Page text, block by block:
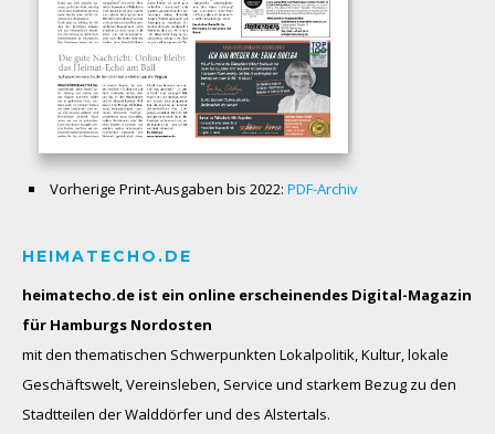
Vorherige Print-Ausgaben bis 2022: PDF-Archiv
HEIMATECHO.DE
heimatecho.de ist ein online erscheinendes Digital-Magazin
für Hamburgs Nordosten
mit den thematischen Schwerpunkten Lokalpolitik, Kultur, lokale
Geschäftswelt, Vereinsleben, Service und starkem Bezug zu den
Stadtteilen der Walddörfer und des Alstertals.